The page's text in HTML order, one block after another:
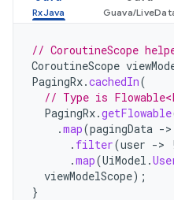
// CoroutineScope
CoroutineScope
PagingRx.cachedIn(
// Type is
PagingRx.getFlowable
.map(pagingData ->
. filter(user -> !
.map(UiModel .
viewModelScope);
}